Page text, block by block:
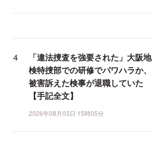
「違法捜査を強要された」大阪地
検特捜部での研修でパワハラか、
被害訴えた検事が退職していた
【手記全文】
2026年08月03日 15時05分